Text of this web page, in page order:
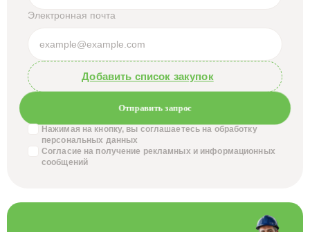
Электронная почта
Добавить список закупок
Отправить запрос
Нажимая на кнопку, вы соглашаетесь на обработку
персональных данных
Согласие на получение рекламных и информационных
сообщений